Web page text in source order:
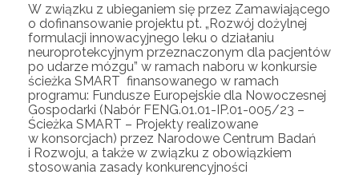
W związku z ubieganiem się przez Zamawiającego
o dofinansowanie projektu pt. „Rozwój dożylnej
formulacji innowacyjnego leku o działaniu
neuroprotekcyjnym przeznaczonym dla pacjentów
po udarze mózgu” w ramach naboru w konkursie
ścieżka SMART finansowanego w ramach
programu: Fundusze Europejskie dla Nowoczesnej
Gospodarki (Nabór FENG.01.01-IP.01-005/23 –
Ścieżka SMART – Projekty realizowane
w konsorcjach) przez Narodowe Centrum Badań
i Rozwoju, a także w związku z obowiązkiem
stosowania zasady konkurencyjności